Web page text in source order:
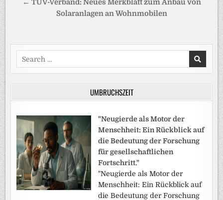
← TÜV-Verband: Neues Merkblatt zum Anbau von
Solaranlagen an Wohnmobilen
Search
for:
UMBRUCHSZEIT
"Neugierde als Motor der
Menschheit: Ein Rückblick auf
die Bedeutung der Forschung
für gesellschaftlichen
Fortschritt."
"Neugierde als Motor der
Menschheit: Ein Rückblick auf
die Bedeutung der Forschung